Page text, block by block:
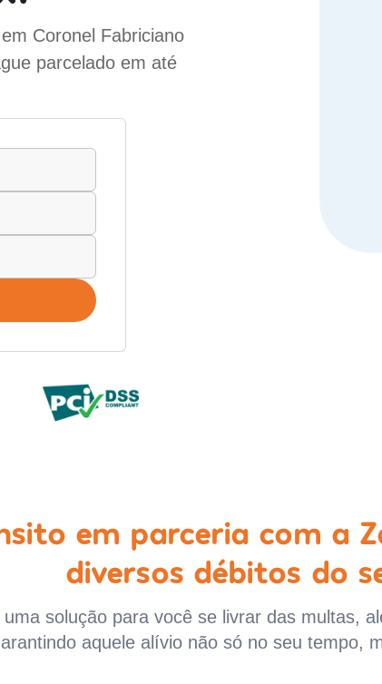
Coronel Fabriciano
parcelado em até
em parceria com a
diversos débitos do
solução para você se livrar das multas,
aquele alívio não só no seu tempo,